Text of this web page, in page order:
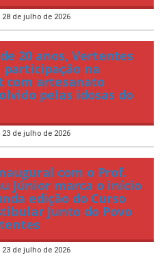
de julho de 2026
20 anos, Vertentes
na
com artesanato
pelas idosas do
de julho de 2026
com o Prof.
Júnior marca o início
edição do Curso
Junto do Povo
de julho de 2026